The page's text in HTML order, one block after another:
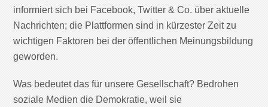
informiert sich bei Facebook, Twitter & Co. über aktuelle
Nachrichten; die Plattformen sind in kürzester Zeit zu
wichtigen Faktoren bei der öffentlichen Meinungsbildung
geworden.
Was bedeutet das für unsere Gesellschaft? Bedrohen
soziale Medien die Demokratie, weil sie